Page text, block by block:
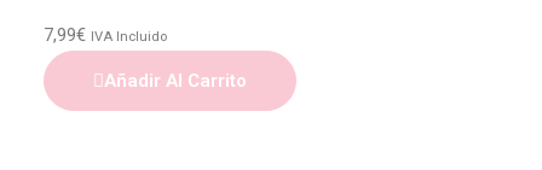
7,99€ IVA Incluido
Añadir Al Carrito